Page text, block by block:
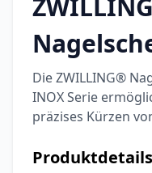
Die ZWILLING®
INOX Serie
präzises Kürzen
Produktdetails